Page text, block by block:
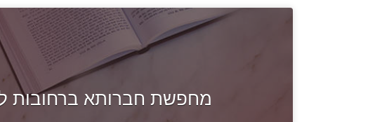
מחפשת חברותא ברחובות